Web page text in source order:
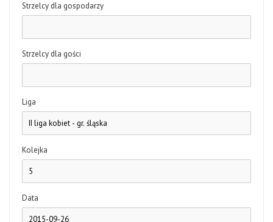
Strzelcy dla gospodarzy
Strzelcy dla gości
Liga
Kolejka
Data